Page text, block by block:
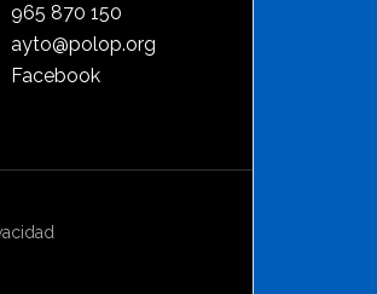
965 870 150
ayto@polop.org
Facebook